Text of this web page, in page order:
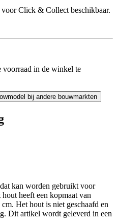
Click & Collect beschikbaar.
voorraad in de winkel te
bij andere bouwmarkten
kan worden gebruikt voor
heeft een kopmaat van
Het hout is niet geschaafd en
Dit artikel wordt geleverd in een